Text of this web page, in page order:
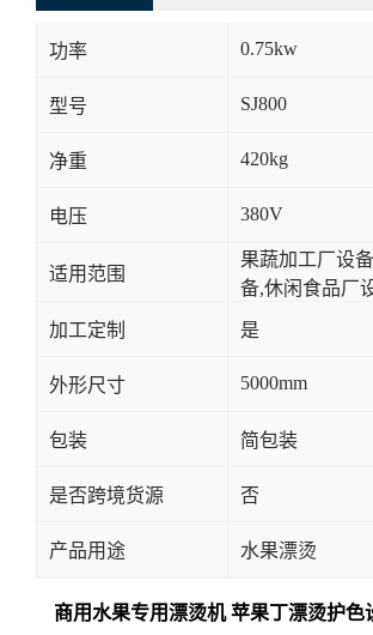
功率 0.75kw
型号 SJ800
净重 420kg
电压 380V
适用范围
果蔬加工厂设
备,休闲食品厂
加工定制 是
外形尺寸 5000mm
包装 简包装
是否跨境货源 否
产品用途 水果漂烫
商用水果专用漂烫机 苹果丁漂烫护色